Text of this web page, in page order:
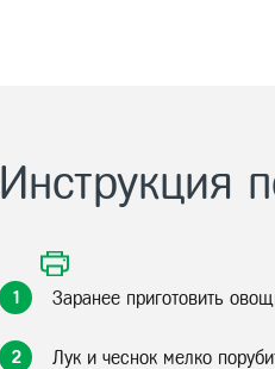
Инструкция
1 Заранее приготовить
2 Лук и чеснок мелко